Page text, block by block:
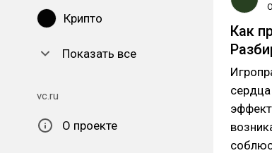
Крипто
Показать все
vc.ru
О проекте
Как